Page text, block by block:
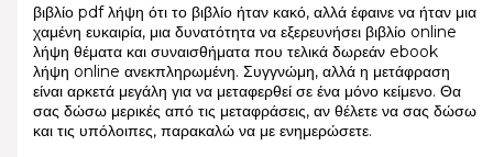
βιβλίο pdf λήψη ότι το βιβλίο ήταν κακό, αλλά έφαινε να ήταν μια
χαμένη ευκαιρία, μια δυνατότητα να εξερευνήσει βιβλίο online
λήψη θέματα και συναισθήματα που τελικά δωρεάν ebook
λήψη online ανεκπληρωμένη. Συγγνώμη, αλλά η μετάφραση
είναι αρκετά μεγάλη για να μεταφερθεί σε ένα μόνο κείμενο. Θα
σας δώσω μερικές από τις μεταφράσεις, αν θέλετε να σας δώσω
και τις υπόλοιπες, παρακαλώ να με ενημερώσετε.